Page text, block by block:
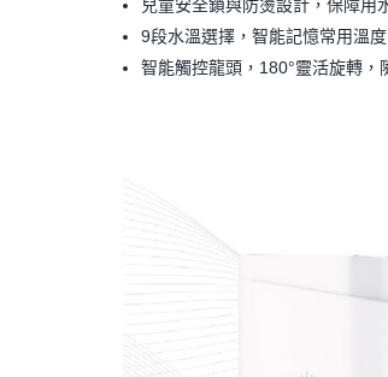
兒童安全鎖與防燙設計，保障用
9段水溫選擇，智能記憶常用溫
智能觸控龍頭，180°靈活旋轉，